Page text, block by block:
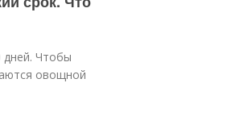
дней. Чтобы
овощной